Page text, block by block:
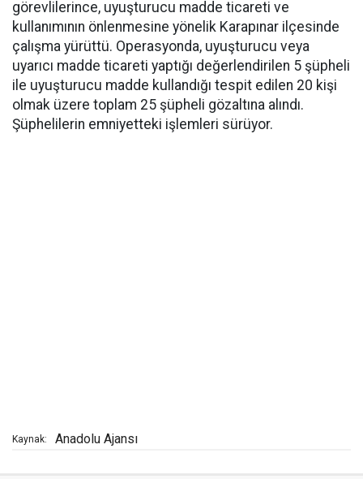
görevlilerince, uyuşturucu madde ticareti ve
kullanımının önlenmesine yönelik Karapınar ilçesinde
çalışma yürüttü. Operasyonda, uyuşturucu veya
uyarıcı madde ticareti yaptığı değerlendirilen 5 şüpheli
ile uyuşturucu madde kullandığı tespit edilen 20 kişi
olmak üzere toplam 25 şüpheli gözaltına alındı.
Şüphelilerin emniyetteki işlemleri sürüyor.
Kaynak: Anadolu Ajansı